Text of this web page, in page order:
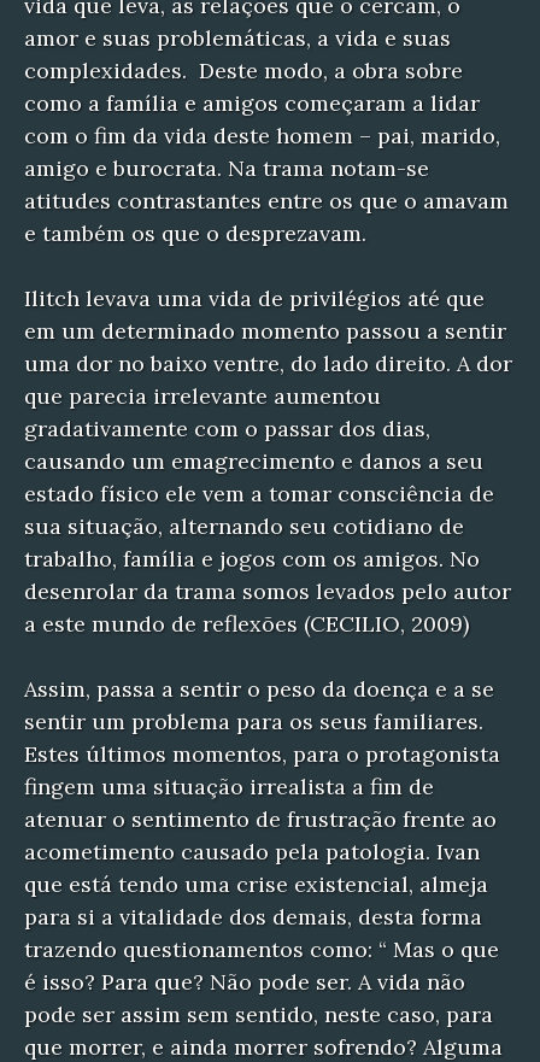
amor e suas problemáticas, a vida e suas
complexidades. Deste modo, a obra sobre
como a família e amigos começaram a lidar
com o fim da vida deste homem – pai, marido,
amigo e burocrata. Na trama notam-se
atitudes contrastantes entre os que o amavam
e também os que o desprezavam.
Ilitch levava uma vida de privilégios até que
em um determinado momento passou a sentir
uma dor no baixo ventre, do lado direito. A dor
que parecia irrelevante aumentou
gradativamente com o passar dos dias,
causando um emagrecimento e danos a seu
estado físico ele vem a tomar consciência de
sua situação, alternando seu cotidiano de
trabalho, família e jogos com os amigos. No
desenrolar da trama somos levados pelo autor
a este mundo de reflexões (CECILIO, 2009)
Assim, passa a sentir o peso da doença e a se
sentir um problema para os seus familiares.
Estes últimos momentos, para o protagonista
fingem uma situação irrealista a fim de
atenuar o sentimento de frustração frente ao
acometimento causado pela patologia. Ivan
que está tendo uma crise existencial, almeja
para si a vitalidade dos demais, desta forma
trazendo questionamentos como: “ Mas o que
é isso? Para que? Não pode ser. A vida não
pode ser assim sem sentido, neste caso, para
que morrer, e ainda morrer sofrendo? Alguma